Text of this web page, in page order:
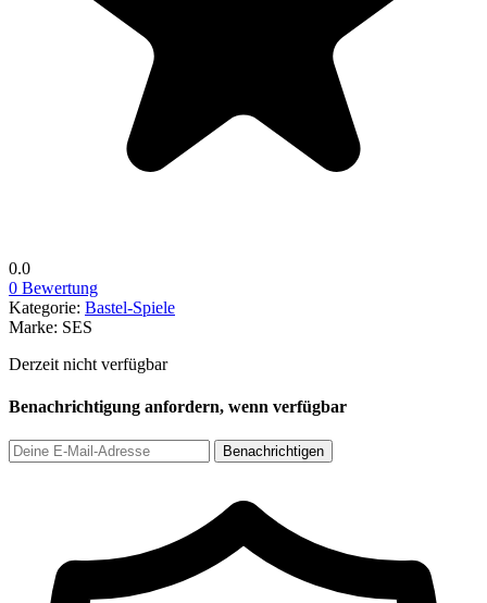
0.0
0 Bewertung
Kategorie: Bastel-Spiele
Marke: SES
Derzeit nicht verfügbar
Benachrichtigung anfordern, wenn verfügbar
Benachrichtigen